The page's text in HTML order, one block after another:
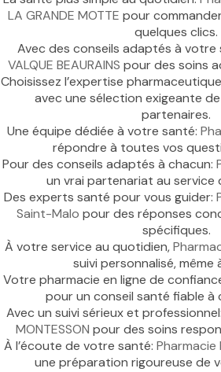
LA GRANDE MOTTE pour
quelques clics.
Avec des conseils adaptés à votre
VALQUE BEAURAINS pour des soins
Choisissez l’expertise
avec une sélection exigeante
partenaires.
Une équipe dédiée à votre santé:
répondre à toutes vos
Pour des conseils adaptés à chacun:
un vrai partenariat au service
Des experts santé pour vous guider:
Saint-Malo pour des réponses
spécifiques.
À votre service au quotidien,
suivi personnalisé, même
Votre pharmacie en ligne de
pour un conseil santé fiable à
Avec un suivi sérieux et professionnel:
MONTESSON pour des soins
À l’écoute de votre santé:
une préparation rigoureuse de